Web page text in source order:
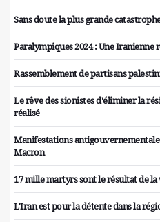
Sans doute la plus grande
Paralympiques 2024 : Une
Rassemblement de partisans
Le rêve des sionistes d'éliminer la
réalisé
Manifestations
Macron
17 mille martyrs sont le résultat de la
L'Iran est pour la détente dans la